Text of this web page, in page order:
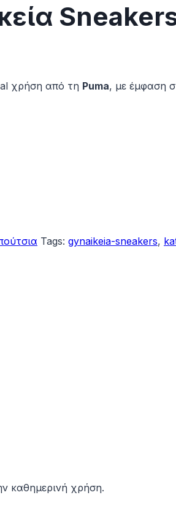
χρήση από τη Puma, με έμφαση
Tags: gynaikeia-sneakers,
καθημερινή χρήση.